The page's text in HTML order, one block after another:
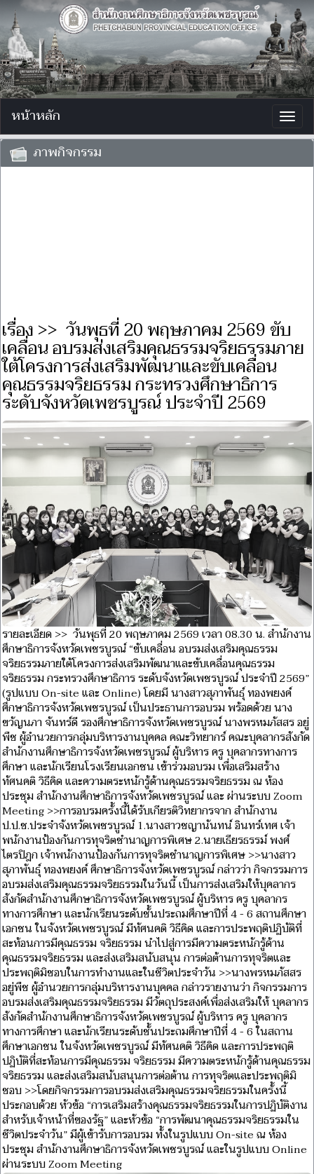
หน้าหลัก
ภาพกิจกรรม
เรื่อง >> วันพุธที่ 20 พฤษภาคม 2569 ขับ
เคลื่อน อบรมส่งเสริมคุณธรรมจริยธรรมภาย
ใต้โครงการส่งเสริมพัฒนาและขับเคลื่อน
คุณธรรมจริยธรรม กระทรวงศึกษาธิการ
ระดับจังหวัดเพชรบูรณ์ ประจำปี 2569
รายละเอียด >> วันพุธที่ 20 พฤษภาคม 2569 เวลา 08.30 น. สำนักงาน
ศึกษาธิการจังหวัดเพชรบูรณ์ “ขับเคลื่อน อบรมส่งเสริมคุณธรรม
จริยธรรมภายใต้โครงการส่งเสริมพัฒนาและขับเคลื่อนคุณธรรม
จริยธรรม กระทรวงศึกษาธิการ ระดับจังหวัดเพชรบูรณ์ ประจำปี 2569”
(รูปแบบ On-site และ Online) โดยมี นางสาวสุภาพันธุ์ ทองพยงค์
ศึกษาธิการจังหวัดเพชรบูรณ์ เป็นประธานการอบรม พร้อดด้วย นาง
ขวัญนภา จันทร์ดี รองศึกษาธิการจังหวัดเพชรบูรณ์ นางพรหมภัสสร อยู่
พืช ผู้อำนวยการกลุ่มบริหารงานบุคคล คณะวิทยากร์ คณะบุคลากรสังกัด
สำนักงานศึกษาธิการจังหวัดเพชรบูรณ์ ผู้บริหาร ครู บุคลากรทางการ
ศึกษา และนักเรียนโรงเรียนเอกชน เข้าร่วมอบรม เพื่อเสริมสร้าง
ทัศนคติ วิธีคิด และความตระหนักรู้ด้านคุณธรรมจริยธรรม ณ ห้อง
ประชุม สำนักงานศึกษาธิการจังหวัดเพชรบูรณ์ และ ผ่านระบบ Zoom
Meeting >>การอบรมครั้งนี้ได้รับเกียรติวิทยากรจาก สำนักงาน
ป.ป.ช.ประจำจังหวัดเพชรบูรณ์ 1.นางสาวชญานันทน์ อินทร์เทศ เจ้า
พนักงานป้องกันการทุจริตชำนาญการพิเศษ 2.นายเธียรธรรม์ พงศ์
ไตรปิฎก เจ้าพนักงานป้องกันการทุจริตชำนาญการพิเศษ >>นางสาว
สุภาพันธุ์ ทองพยงค์ ศึกษาธิการจังหวัดเพชรบูรณ์ กล่าวว่า กิจกรรมการ
อบรมส่งเสริมคุณธรรมจริยธรรมในวันนี้ เป็นการส่งเสริมให้บุคลากร
สังกัดสำนักงานศึกษาธิการจังหวัดเพชรบูรณ์ ผู้บริหาร ครู บุคลากร
ทางการศึกษา และนักเรียนระดับชั้นประถมศึกษาปีที่ 4 - 6 สถานศึกษา
เอกชน ในจังหวัดเพชรบูรณ์ มีทัศนคติ วิธีคิด และการประพฤติปฏิบัติที่
สะท้อนการมีคุณธรรม จริยธรรม นำไปสู่การมีความตระหนักรู้ด้าน
คุณธรรมจริยธรรม และส่งเสริมสนับสนุน การต่อต้านการทุจริตและ
ประพฤติมิชอบในการทำงานและในชีวิตประจำวัน >>นางพรหมภัสสร
อยู่พืช ผู้อำนวยการกลุ่มบริหารงานบุคคล กล่าวรายงานว่า กิจกรรมการ
อบรมส่งเสริมคุณธรรมจริยธรรม มีวัตถุประสงค์เพื่อส่งเสริมให้ บุคลากร
สังกัดสำนักงานศึกษาธิการจังหวัดเพชรบูรณ์ ผู้บริหาร ครู บุคลากร
ทางการศึกษา และนักเรียนระดับชั้นประถมศึกษาปีที่ 4 - 6 ในสถาน
ศึกษาเอกชน ในจังหวัดเพชรบูรณ์ มีทัศนคติ วิธีคิด และการประพฤติ
ปฏิบัติที่สะท้อนการมีคุณธรรม จริยธรรม มีความตระหนักรู้ด้านคุณธรรม
จริยธรรม และส่งเสริมสนับสนุนการต่อต้าน การทุจริตและประพฤติมิ
ชอบ >>โดยกิจกรรมการอบรมส่งเสริมคุณธรรมจริยธรรมในครั้งนี้
ประกอบด้วย หัวข้อ “การเสริมสร้างคุณธรรมจริยธรรมในการปฏิบัติงาน
สำหรับเจ้าหน้าที่ของรัฐ” และหัวข้อ “การพัฒนาคุณธรรมจริยธรรมใน
ชีวิตประจำวัน” มีผู้เข้ารับการอบรม ทั้งในรูปแบบ On-site ณ ห้อง
ประชุม สำนักงานศึกษาธิการจังหวัดเพชรบูรณ์ และในรูปแบบ Online
ผ่านระบบ Zoom Meeting